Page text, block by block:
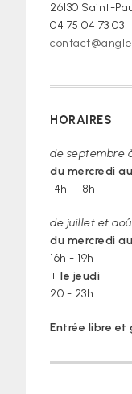
26130 Saint-
04 75 04 73 03
HORAIRES
de septembre
du mercredi
14h - 18h
de juillet et
du mercredi
16h - 19h
+ le jeudi
20 - 23h
Entrée libre et